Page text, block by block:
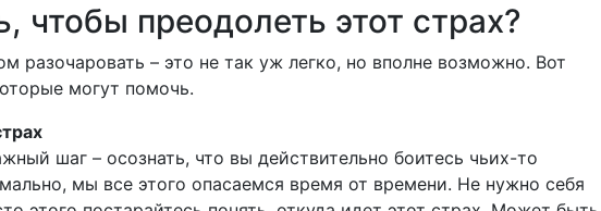
чтобы преодолеть этот страх?
разочаровать – это не так уж легко, но вполне возможно. Вот
могут помочь.
шаг – осознать, что вы действительно боитесь чьих-то
мы все этого опасаемся время от времени. Не нужно себя